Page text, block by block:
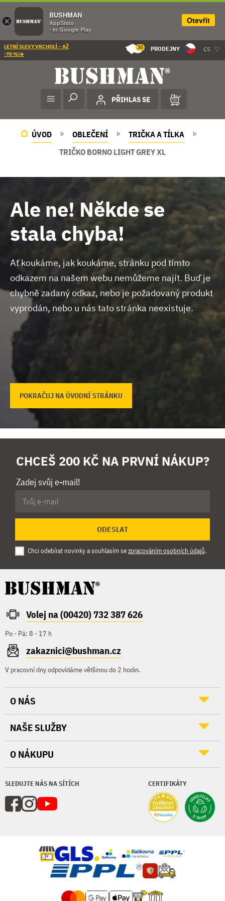
LETNÍ SLEVY VRCHOLÍ – AŽ
-70 %!☀️
30 PRODEJNY CS
PŘIHLAS SE
ÚVOD OBLEČENÍ
TRIČKA A TÍLKA
TRIČKO BORNO LIGHT GREY XL
Ale ne! Někde se
stala chyba!
Ať koukáme, jak koukáme, stránku pod tímto
odkazem na našem webu nemůžeme najít. Buď je
chybně zadaný odkaz, nebo je požadovaný produkt
vyprodán, nebo u nás tato stránka neexistuje.
POKRAČUJ NA ÚVODNÍ STRÁNKU
CHCEŠ 200 KČ NA PRVNÍ NÁKUP?
Zadej svůj e-mail!
ODESLAT
Chci odebírat novinky a souhlasím sezpracováním osobních údajů.
Volej na (00420) 732 387 626
Po - Pá: 8 - 17 h
zakaznici@bushman.cz
V pracovní dny odpovídáme většinou do 2 hodin.
SLEDUJTE NÁS NA SÍTÍCH CERTIFIKÁTY
O NÁS
NAŠE SLUŽBY
O NÁKUPU
×
BUSHMAN
AppSisto
- In Google Play
Otevřít